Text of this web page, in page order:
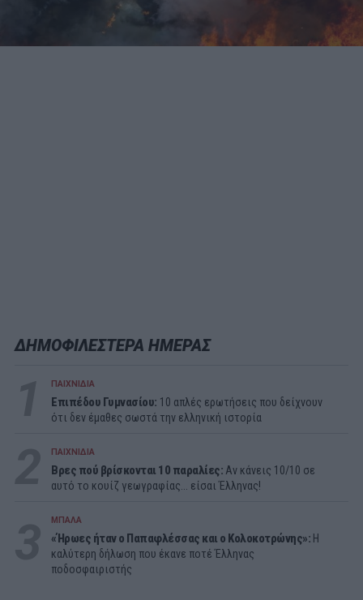
ΔΗΜΟΦΙΛΕΣΤΕΡΑ ΗΜΕΡΑΣ
ΠΑΙΧΝΙΔΙΑ
Επιπέδου Γυμνασίου: 10 απλές ερωτήσεις που δείχνουν
ότι δεν έμαθες σωστά την ελληνική ιστορία
ΠΑΙΧΝΙΔΙΑ
Βρες πού βρίσκονται 10 παραλίες: Αν κάνεις 10/10 σε
αυτό το κουίζ γεωγραφίας... είσαι Έλληνας!
ΜΠΑΛΑ
«Ήρωες ήταν ο Παπαφλέσσας και ο Κολοκοτρώνης»: Η
καλύτερη δήλωση που έκανε ποτέ Έλληνας
ποδοσφαιριστής